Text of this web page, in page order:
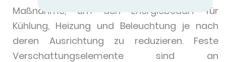
Maßnahme, um den Energiebedarf für
Kühlung, Heizung und Beleuchtung je nach
deren Ausrichtung zu reduzieren. Feste
Verschattungselemente sind an